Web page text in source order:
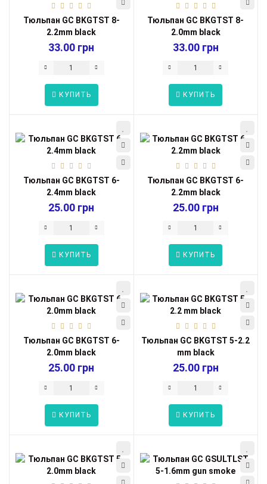
Тюльпан GC BKGTST 8-
2.2mm black
33.00 грн
КУПИТЬ
Тюльпан GC BKGTST 8-
2.0mm black
33.00 грн
КУПИТЬ
Тюльпан GC BKGTST 6-
2.4mm black
25.00 грн
КУПИТЬ
Тюльпан GC BKGTST 6-
2.2mm black
25.00 грн
КУПИТЬ
Тюльпан GC BKGTST 6-
2.0mm black
25.00 грн
КУПИТЬ
Тюльпан GC BKGTST 5-2.2
mm black
25.00 грн
КУПИТЬ